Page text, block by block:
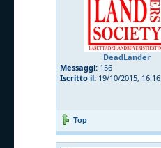
DeadLander
Messaggi: 156
Iscritto il: 19/10/2015, 16:16
Top